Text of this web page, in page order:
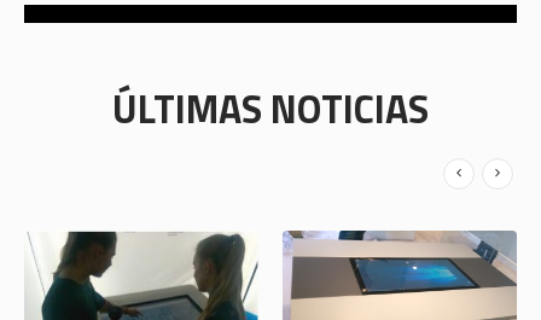
ÚLTIMAS NOTICIAS